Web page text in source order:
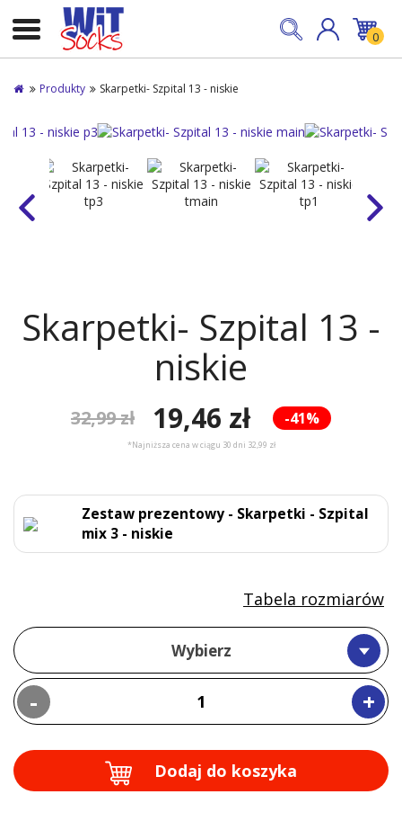
0
Produkty Skarpetki- Szpital 13 - niskie
Skarpetki- Szpital 13 -
niskie
-41%
32,99 zł 19,46 zł
*Najniższa cena w ciągu 30 dni 32,99 zł
Zestaw prezentowy - Skarpetki - Szpital
mix 3 - niskie
Wybierz
- +
Tabela rozmiarów
Dodaj do koszyka